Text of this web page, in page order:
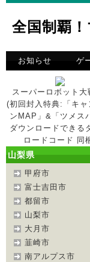
全国制覇
お知らせ ゲ
スーパーロボット大
(初回封入特典:「キャ
ンMAP」&「ツメス
ダウンロードできる
ロードコード 同
山梨県
甲府市
富士吉田市
都留市
山梨市
大月市
韮崎市
南アルプス市